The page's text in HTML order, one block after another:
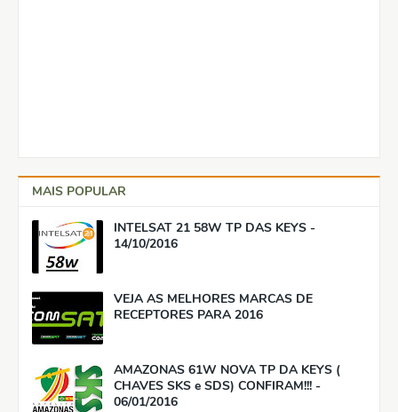
MAIS POPULAR
INTELSAT 21 58W TP DAS KEYS -
14/10/2016
VEJA AS MELHORES MARCAS DE
RECEPTORES PARA 2016
AMAZONAS 61W NOVA TP DA KEYS (
CHAVES SKS e SDS) CONFIRAM!!! -
06/01/2016